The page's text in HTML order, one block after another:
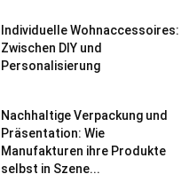
Individuelle Wohnaccessoires:
Zwischen DIY und
Personalisierung
Nachhaltige Verpackung und
Präsentation: Wie
Manufakturen ihre Produkte
selbst in Szene...